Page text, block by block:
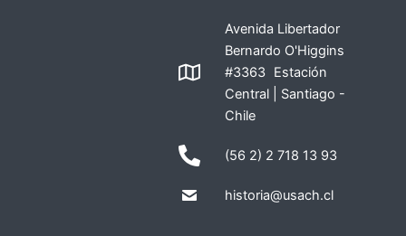
Avenida Libertador
Bernardo O'Higgins
#3363 Estación
Central | Santiago -
Chile
(56 2) 2 718 13 93
historia@usach.cl